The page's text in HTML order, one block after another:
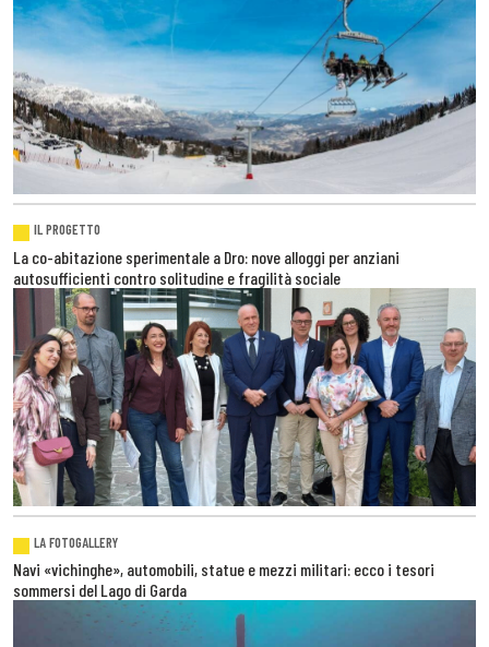
IL PROGETTO
La co-abitazione sperimentale a Dro: nove alloggi per anziani
autosufficienti contro solitudine e fragilità sociale
LA FOTOGALLERY
Navi «vichinghe», automobili, statue e mezzi militari: ecco i tesori
sommersi del Lago di Garda